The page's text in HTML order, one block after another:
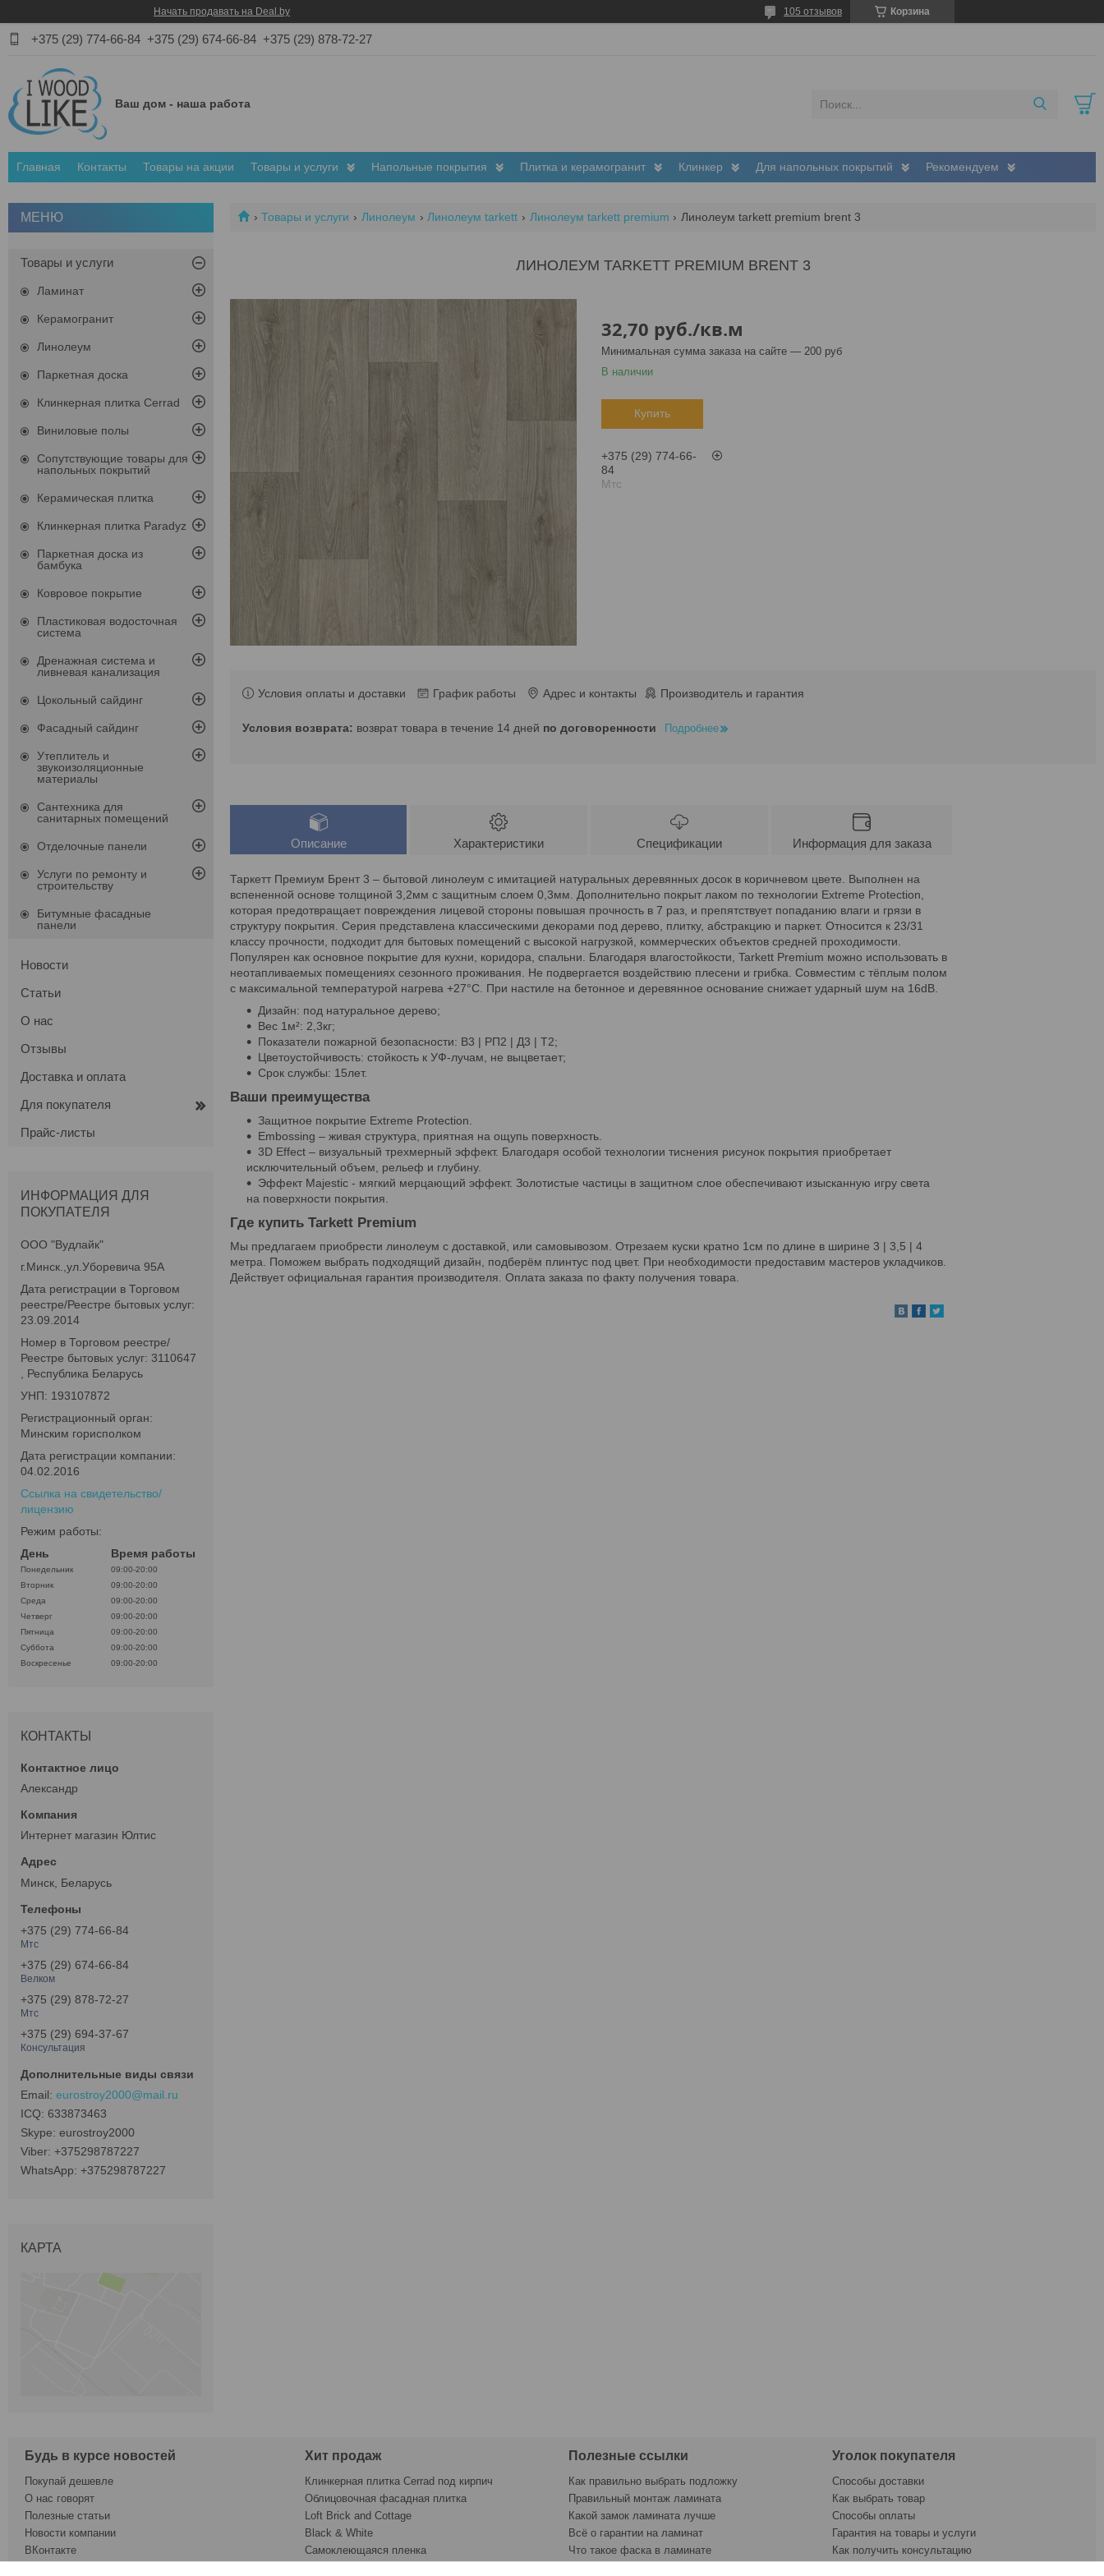
Начать продавать на Deal.by Корзина
105 отзывов
+375 (29) 774-66-84 +375 (29) 674-66-84 +375 (29) 878-72-27
Ваш дом - наша работа
Главная Контакты Товары на акции Товары и услуги Напольные покрытия Плитка и керамогранит Клинкер Для напольных покрытий Рекомендуем
Товары и услуги Линолеум Линолеум tarkett Линолеум tarkett premium Линолеум tarkett premium brent 3
ЛИНОЛЕУМ TARKETT PREMIUM BRENT 3
32,70 руб./кв.м
Минимальная сумма заказа на сайте — 200 руб
В наличии
Купить
+375 (29) 774-66-
84
Мтс
Условия оплаты и доставки График работы Адрес и контакты Производитель и гарантия
возврат товара в течение 14 дней по договоренности Подробнее
Описание Характеристики Спецификации Информация для заказа
Таркетт Премиум Брент 3 – бытовой линолеум с имитацией натуральных деревянных досок в коричневом цвете. Выполнен на
вспененной основе толщиной 3,2мм с защитным слоем 0,3мм. Дополнительно покрыт лаком по технологии Extreme Protection,
которая предотвращает повреждения лицевой стороны повышая прочность в 7 раз, и препятствует попаданию влаги и грязи в
структуру покрытия. Серия представлена классическими декорами под дерево, плитку, абстракцию и паркет. Относится к 23/31
классу прочности, подходит для бытовых помещений с высокой нагрузкой, коммерческих объектов средней проходимости.
Популярен как основное покрытие для кухни, коридора, спальни. Благодаря влагостойкости, Tarkett Premium можно использовать в
неотапливаемых помещениях сезонного проживания. Не подвергается воздействию плесени и грибка. Совместим с тёплым полом
с максимальной температурой нагрева +27°C. При настиле на бетонное и деревянное основание снижает ударный шум на 16dB.
Дизайн: под натуральное дерево;
Вес 1м²: 2,3кг;
Показатели пожарной безопасности: В3 | РП2 | Д3 | Т2;
Цветоустойчивость: стойкость к УФ-лучам, не выцветает;
Срок службы: 15лет.
Ваши преимущества
Защитное покрытие Extreme Protection.
Embossing – живая структура, приятная на ощупь поверхность.
3D Effect – визуальный трехмерный эффект. Благодаря особой технологии тиснения рисунок покрытия приобретает
исключительный объем, рельеф и глубину.
Эффект Majestic - мягкий мерцающий эффект. Золотистые частицы в защитном слое обеспечивают изысканную игру света
на поверхности покрытия.
Где купить Tarkett Premium
Мы предлагаем приобрести линолеум с доставкой, или самовывозом. Отрезаем куски кратно 1см по длине в ширине 3 | 3,5 | 4
метра. Поможем выбрать подходящий дизайн, подберём плинтус под цвет. При необходимости предоставим мастеров укладчиков.
Действует официальная гарантия производителя. Оплата заказа по факту получения товара.
Товары и услуги
Ламинат
Керамогранит
Линолеум
Паркетная доска
Клинкерная плитка Cerrad
Виниловые полы
Сопутствующие товары для
напольных покрытий
Керамическая плитка
Клинкерная плитка Paradyz
Паркетная доска из
бамбука
Ковровое покрытие
Пластиковая водосточная
система
Дренажная система и
ливневая канализация
Цокольный сайдинг
Фасадный сайдинг
Утеплитель и
звукоизоляционные
материалы
Сантехника для
санитарных помещений
Отделочные панели
Услуги по ремонту и
строительству
Битумные фасадные
панели
Новости
Статьи
О нас
Отзывы
Доставка и оплата
Для покупателя
Прайс-листы
ИНФОРМАЦИЯ ДЛЯ
ПОКУПАТЕЛЯ
ООО "Вудлайк"
г.Минск.,ул.Уборевича 95А
Дата регистрации в Торговом
реестре/Реестре бытовых услуг:
23.09.2014
Номер в Торговом реестре/
Реестре бытовых услуг: 3110647
, Республика Беларусь
УНП: 193107872
Регистрационный орган:
Минским горисполком
Дата регистрации компании:
04.02.2016
Ссылка на свидетельство/
лицензию
Режим работы:
День
Время работы
Понедельник
09:00-20:00
Вторник
09:00-20:00
Среда
09:00-20:00
Четверг
09:00-20:00
Пятница
09:00-20:00
Суббота
09:00-20:00
Воскресенье
09:00-20:00
КОНТАКТЫ
Александр
Интернет магазин Юлтис
Минск, Беларусь
+375 (29) 774-66-84
Мтс
+375 (29) 674-66-84
Велком
+375 (29) 878-72-27
Мтс
+375 (29) 694-37-67
Консультация
eurostroy2000@mail.ru
633873463
eurostroy2000
+375298787227
+375298787227
КАРТА
Будь в курсе новостей
Покупай дешевле
О нас говорят
Полезные статьи
Новости компании
ВКонтакте
Хит продаж
Клинкерная плитка Cerrad под кирпич
Облицовочная фасадная плитка
Loft Brick and Cottage
Black & White
Самоклеющаяся пленка
Полезные ссылки
Как правильно выбрать подложку
Правильный монтаж ламината
Какой замок ламината лучше
Всё о гарантии на ламинат
Что такое фаска в ламинате
Уголок покупателя
Способы доставки
Как выбрать товар
Способы оплаты
Гарантия на товары и услуги
Как получить консультацию